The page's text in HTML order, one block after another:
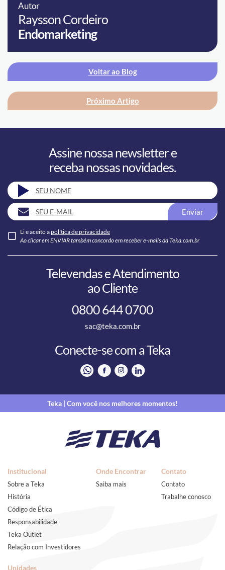
Autor
Raysson Cordeiro
Endomarketing
Voltar ao Blog
Próximo Artigo
Assine nossa newsletter e
receba nossas novidades.
Enviar
Li e aceito apolítica de privacidade
Ao clicar em ENVIAR também concordo em receber e-mails da Teka.com.br
Televendas e Atendimento
ao Cliente
0800 644 0700
sac@teka.com.br
Conecte-se com a Teka
Teka | Com você nos melhores momentos!
Institucional
Sobre a Teka
História
Código de Ética
Responsabilidade
Teka Outlet
Relação com Investidores
Onde Encontrar
Saiba mais
Contato
Contato
Trabalhe conosco
Unidades